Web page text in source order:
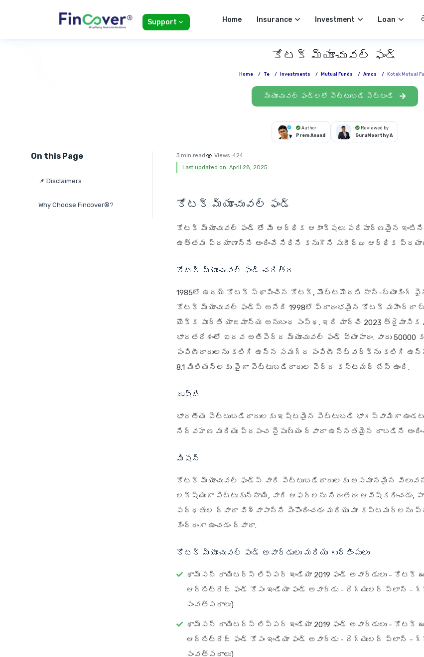
Support Home Insurance Investment Loan
కోటక్ మ్యూచువల్ ఫండ్
Home / Te / Investments / Mutual Funds / Amcs / Kotak Mutual
మ్యూచువల్ ఫండ్లలో పెట్టుబడి పెట్టండి
Author
Prem Anand
Reviewed by
GuruMoorthy A
On this Page
📌 Disclaimers
Why Choose Fincover®?
3 min read Views: 424
Last updated on: April 28, 2025
కోటక్ మ్యూచువల్ ఫండ్
కోటక్ మ్యూచువల్ ఫండ్ తో మీ ఆర్థిక ఆకాంక్షలు పరిపూర్ణమైన
ఉత్తమ ప్రయాణాన్ని అందించే నిధిని కనుగొని సుదీర్ఘ ఆర్థిక
కోటక్ మ్యూచువల్ ఫండ్ చరిత్ర
1985లో ఉదయ్ కోటక్ స్థాపించిన కోటక్, మొట్టమొదటి నాన్-బ్యాంకింగ్
కోటక్ మ్యూచువల్ ఫండ్స్ అనేది 1998లో ప్రారంభమైన కోటక్ మహీంద్రా
యొక్క పూర్తి యాజమాన్య అనుబంధ సంస్థ. ఇది మార్చి 2023 త్రైమాసిక
భారతదేశంలో ఐదవ అతిపెద్ద మ్యూచువల్ ఫండ్ వ్యాపారం. వారు 50000
పంపిణీదారులను కలిగి ఉన్న సమగ్ర పంపిణీ నెట్‌వర్క్‌ను కలిగి
8.1 మిలియన్లకు పైగా పెట్టుబడిదారుల పెద్ద కస్టమర్ బేస్ ఉంది.
దృష్టి
భారతీయ పెట్టుబడిదారులకు ఇష్టమైన పెట్టుబడి భాగస్వామిగా
నిర్వహణ మరియు ప్రపంచ నైపుణ్యం ద్వారా ఉన్నతమైన రాబడిని
మిషన్
కోటక్ మ్యూచువల్ ఫండ్స్ వారి పెట్టుబడిదారులకు అసమానమైన విలువను
లక్ష్యంగా పెట్టుకున్నాయి, వారి ఆఫర్లను నిరంతరం ఆవిష్కరించడం,
పద్ధతుల ద్వారా విశ్వాసాన్ని పెంపొందించడం మరియు మా కస్టమర్లను
కేంద్రంగా ఉంచడం ద్వారా.
కోటక్ మ్యూచువల్ ఫండ్ అవార్డులు మరియు గుర్తింపులు
థామ్సన్ రాయిటర్స్ లిప్పర్ ఇండియా 2019 ఫండ్ అవార్డులు - కోటక్
ఆర్బిట్రేజ్ ఫండ్ కోసం ఇండియా ఫండ్ అవార్డు - రెగ్యులర్ ప్లాన్ -
సంవత్సరాలు)
థామ్సన్ రాయిటర్స్ లిప్పర్ ఇండియా 2019 ఫండ్ అవార్డులు - కోటక్
ఆర్బిట్రేజ్ ఫండ్ కోసం ఇండియా ఫండ్ అవార్డు - రెగ్యులర్ ప్లాన్ -
సంవత్సరాలు)